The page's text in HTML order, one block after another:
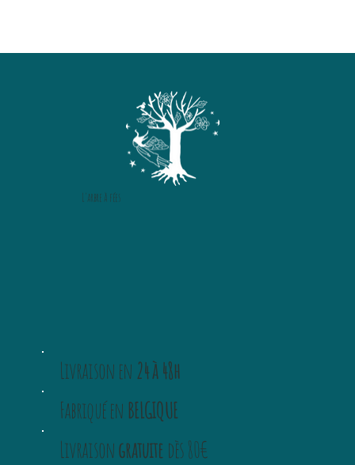
Livraison en 24 à 48h
Fabriqué en BELGIQUE
Livraisongratuite dès 80€
L'arbre à fées